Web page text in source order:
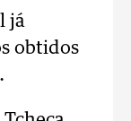
já
obtidos